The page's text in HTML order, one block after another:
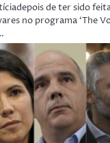
de ter sido
no programa ‘The